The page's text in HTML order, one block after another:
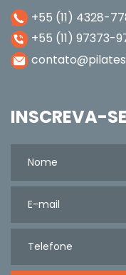
+55 (11) 4328-
+55 (11) 97373-
INSCREVA-